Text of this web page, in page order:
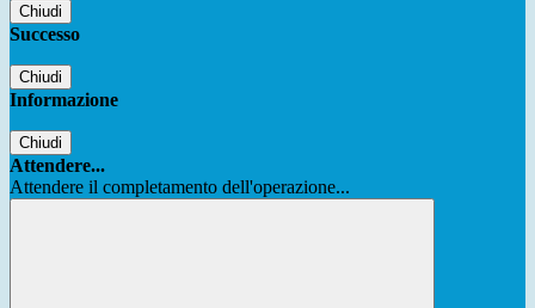
Chiudi
Successo
Chiudi
Informazione
Chiudi
Attendere...
Attendere il completamento dell'operazione...